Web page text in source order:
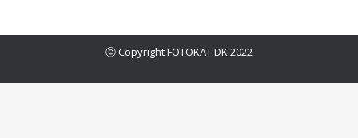
ⓒ Copyright FOTOKAT.DK 2022